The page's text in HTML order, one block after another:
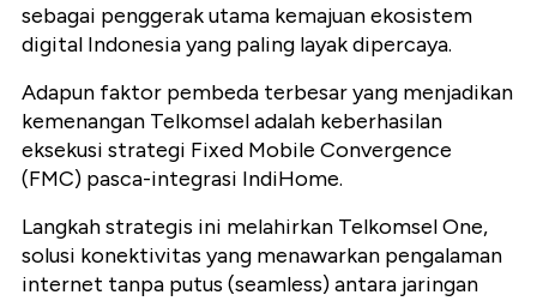
sebagai penggerak utama kemajuan ekosistem
digital Indonesia yang paling layak dipercaya.
Adapun faktor pembeda terbesar yang menjadikan
kemenangan Telkomsel adalah keberhasilan
eksekusi strategi Fixed Mobile Convergence
(FMC) pasca-integrasi IndiHome.
Langkah strategis ini melahirkan Telkomsel One,
solusi konektivitas yang menawarkan pengalaman
internet tanpa putus (seamless) antara jaringan